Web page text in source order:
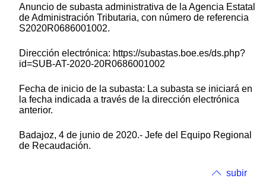
Anuncio de subasta administrativa de la Agencia Estatal
de Administración Tributaria, con número de referencia
S2020R0686001002.
Dirección electrónica: https://subastas.boe.es/ds.php?
id=SUB-AT-2020-20R0686001002
Fecha de inicio de la subasta: La subasta se iniciará en
la fecha indicada a través de la dirección electrónica
anterior.
Badajoz, 4 de junio de 2020.- Jefe del Equipo Regional
de Recaudación.
subir